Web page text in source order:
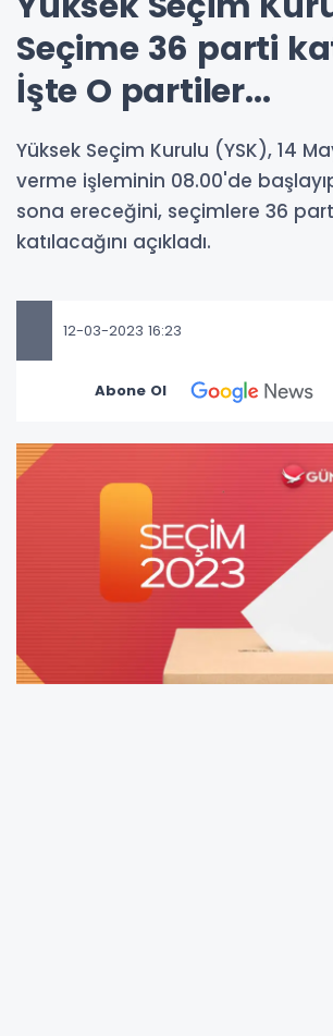
Seçime 36 parti
İşte O partiler...
Yüksek Seçim Kurulu (YSK), 14
verme işleminin 08.00'de
sona ereceğini, seçimlere 36
katılacağını açıkladı.
12-03-2023 16:23
Abone Ol